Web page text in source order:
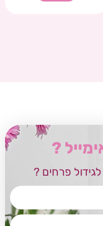
?
פרחים ?